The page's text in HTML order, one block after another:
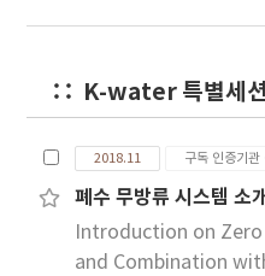
수질 충족을 위해 활성
성하였다. 사업 초기단
공정으로 구성된 Pilot
영된 각 단계별 공정의
인하였으며, 일부 확인
K-water 특별세
2018.11 구독 인증기
폐수 무방류 시스템 소
Introduction on
and Combination